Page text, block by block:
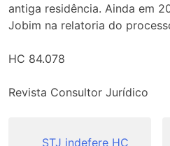
antiga residência. Ainda em
Jobim na relatoria do
HC 84.078
Revista Consultor Jurídico
STJ indefere HC